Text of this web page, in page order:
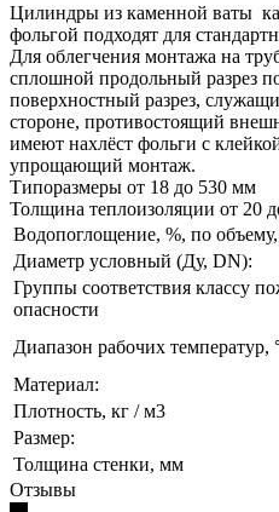
Цилиндры из каменной ваты
фольгой подходят для
Для облегчения монтажа на
сплошной продольный разрез
поверхностный разрез,
стороне, противостоящий
имеют нахлёст фольги с
упрощающий монтаж.
Типоразмеры от 18 до 530 мм
Толщина теплоизоляции от 20
Водопоглощение, %, по
Диаметр условный (Ду, DN):
Группы соответствия классу
опасности
Диапазон рабочих температур,
Материал:
Плотность, кг / м3
Размер:
Толщина стенки, мм
Отзывы